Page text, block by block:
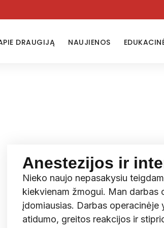
DRAUGIJĄ NAUJIENOS
Anestezijos ir
Nieko naujo nepasakysiu
kiekvienam žmogui. Man
įdomiausias. Darbas
atidumo, greitos reakcijos ir